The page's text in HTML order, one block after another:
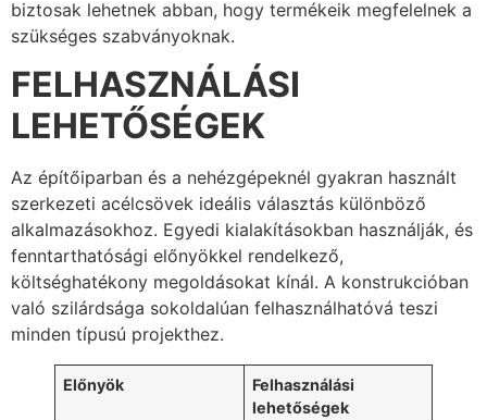
biztosak lehetnek abban, hogy termékeik megfelelnek a
szükséges szabványoknak.
FELHASZNÁLÁSI
LEHETŐSÉGEK
Az építőiparban és a nehézgépeknél gyakran használt
szerkezeti acélcsövek ideális választás különböző
alkalmazásokhoz. Egyedi kialakításokban használják, és
fenntarthatósági előnyökkel rendelkező,
költséghatékony megoldásokat kínál. A konstrukcióban
való szilárdsága sokoldalúan felhasználhatóvá teszi
minden típusú projekthez.
Előnyök
Felhasználási
lehetőségek